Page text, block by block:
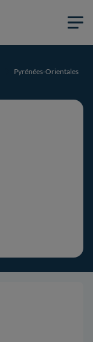
Pyrénées-Orientales